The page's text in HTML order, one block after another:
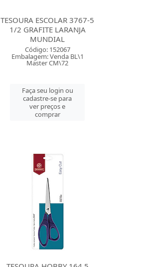
TESOURA ESCOLAR 3767-5
1/2 GRAFITE LARANJA
MUNDIAL
Código: 152067
Embalagem: Venda BL\1
Master CM\72
Faça seu login ou
cadastre-se para
ver preços e
comprar